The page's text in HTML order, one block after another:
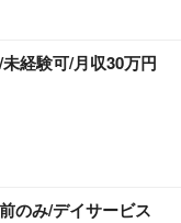
経験可/月収30万円
のみ/デイサービス